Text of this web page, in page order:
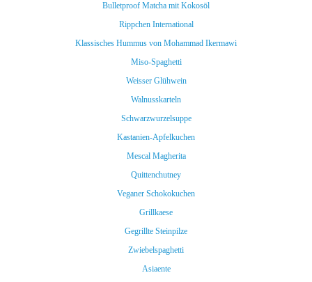
Bulletproof Matcha mit Kokosöl
Rippchen International
Klassisches Hummus von Mohammad Ikermawi
Miso-Spaghetti
Weisser Glühwein
Walnusskarteln
Schwarzwurzelsuppe
Kastanien-Apfelkuchen
Mescal Magherita
Quittenchutney
Veganer Schokokuchen
Grillkaese
Gegrillte Steinpilze
Zwiebelspaghetti
Asiaente